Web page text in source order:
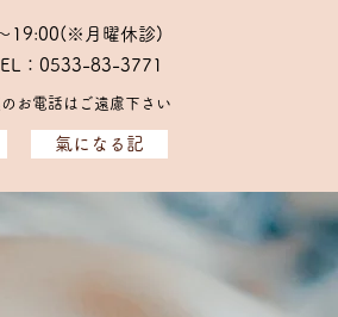
19:00(※月曜休診)
：0533-83-3771
お電話はご遠慮下さい
氣になる記